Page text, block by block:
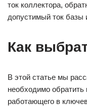
ток коллектора,
допустимый ток базы
Как
В этой статье мы
необходимо
работающего в